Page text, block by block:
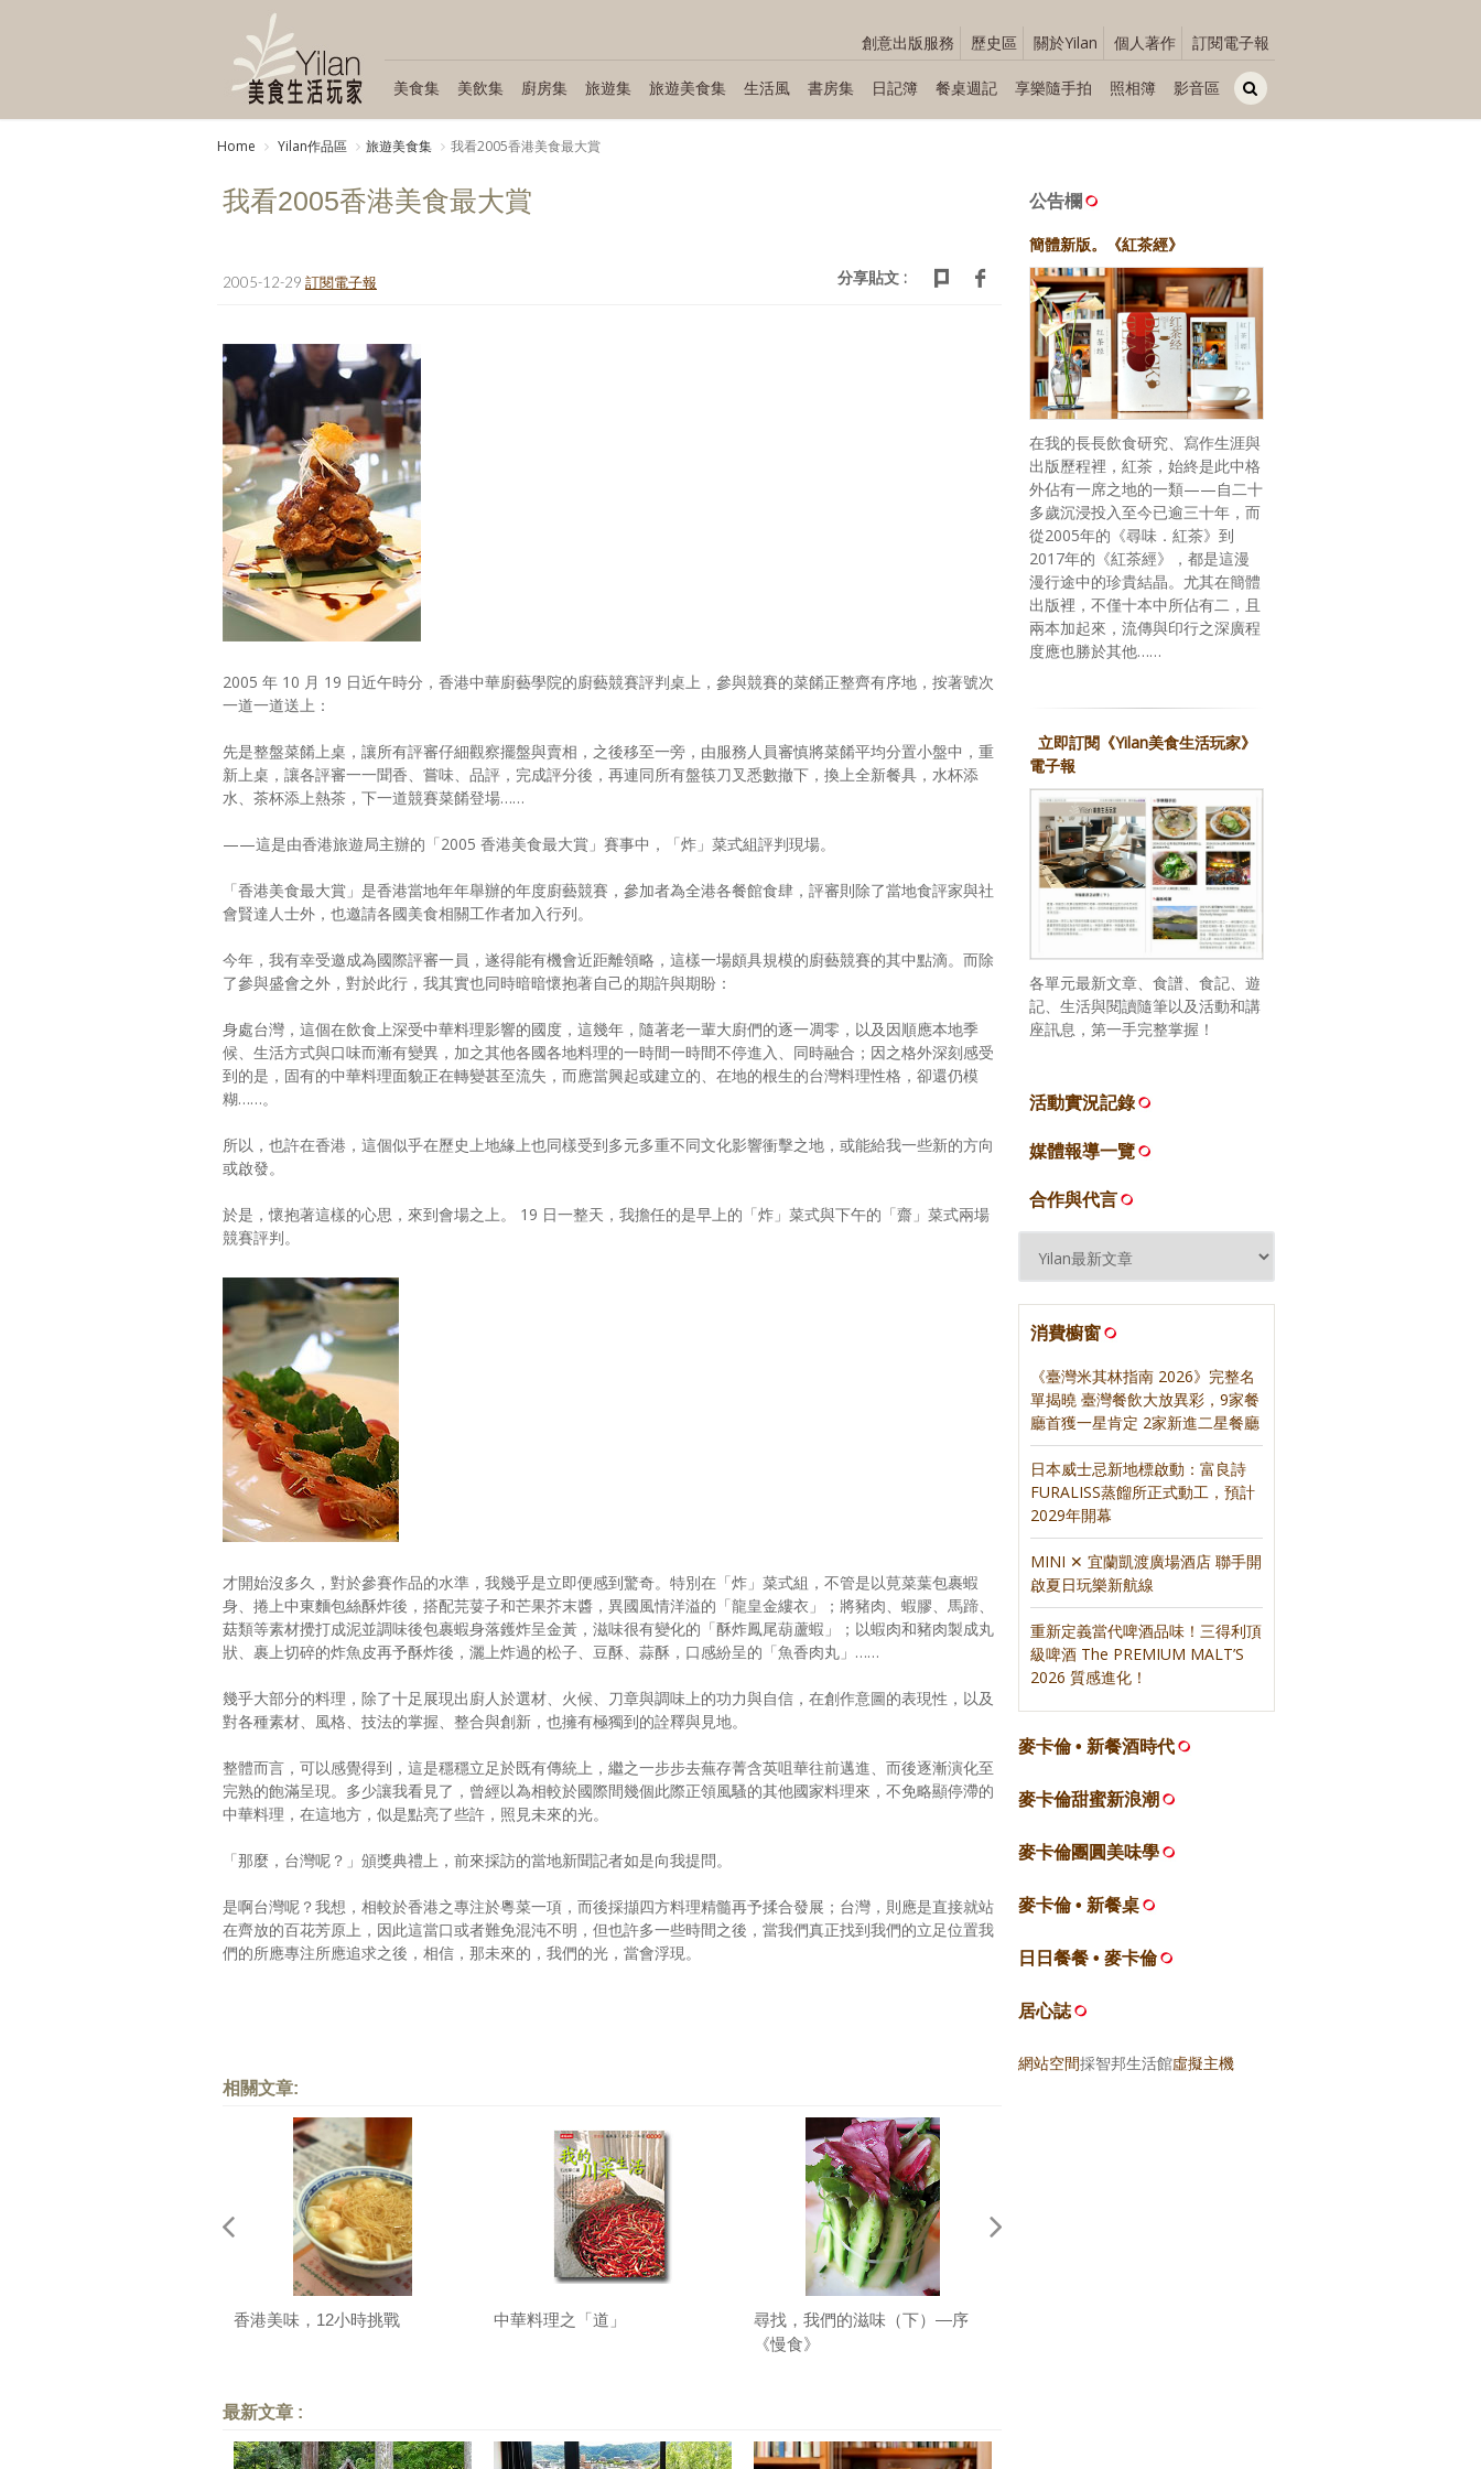
創意出版服務 歷史區 關於Yilan 個人著作 訂閱電子報
美食集 美飲集 廚房集 旅遊集 旅遊美食集 生活風 書房集 日記簿 餐桌週記 享樂隨手拍 照相簿 影音區
Home Yilan作品區 旅遊美食集 我看2005香港美食最大賞
我看2005香港美食最大賞
2005-12-29 訂閱電子報 分享貼文 :
2005 年 10 月 19 日近午時分，香港中華廚藝學院的廚藝競賽評判桌上，參與競賽的菜餚正整齊有序地，按著號次
一道一道送上：
先是整盤菜餚上桌，讓所有評審仔細觀察擺盤與賣相，之後移至一旁，由服務人員審慎將菜餚平均分置小盤中，重
新上桌，讓各評審一一聞香、嘗味、品評，完成評分後，再連同所有盤筷刀叉悉數撤下，換上全新餐具，水杯添
水、茶杯添上熱茶，下一道競賽菜餚登場……
——這是由香港旅遊局主辦的「2005 香港美食最大賞」賽事中，「炸」菜式組評判現場。
「香港美食最大賞」是香港當地年年舉辦的年度廚藝競賽，參加者為全港各餐館食肆，評審則除了當地食評家與社
會賢達人士外，也邀請各國美食相關工作者加入行列。
今年，我有幸受邀成為國際評審一員，遂得能有機會近距離領略，這樣一場頗具規模的廚藝競賽的其中點滴。而除
了參與盛會之外，對於此行，我其實也同時暗暗懷抱著自己的期許與期盼：
身處台灣，這個在飲食上深受中華料理影響的國度，這幾年，隨著老一輩大廚們的逐一凋零，以及因順應本地季
候、生活方式與口味而漸有變異，加之其他各國各地料理的一時間一時間不停進入、同時融合；因之格外深刻感受
到的是，固有的中華料理面貌正在轉變甚至流失，而應當興起或建立的、在地的根生的台灣料理性格，卻還仍模
糊……。
所以，也許在香港，這個似乎在歷史上地緣上也同樣受到多元多重不同文化影響衝擊之地，或能給我一些新的方向
或啟發。
於是，懷抱著這樣的心思，來到會場之上。 19 日一整天，我擔任的是早上的「炸」菜式與下午的「齋」菜式兩場
競賽評判。
才開始沒多久，對於參賽作品的水準，我幾乎是立即便感到驚奇。特別在「炸」菜式組，不管是以莧菜葉包裹蝦
身、捲上中東麵包絲酥炸後，搭配芫荽子和芒果芥末醬，異國風情洋溢的「龍皇金縷衣」；將豬肉、蝦膠、馬蹄、
菇類等素材攪打成泥並調味後包裹蝦身落鑊炸呈金黃，滋味很有變化的「酥炸鳳尾葫蘆蝦」；以蝦肉和豬肉製成丸
狀、裹上切碎的炸魚皮再予酥炸後，灑上炸過的松子、豆酥、蒜酥，口感紛呈的「魚香肉丸」……
幾乎大部分的料理，除了十足展現出廚人於選材、火候、刀章與調味上的功力與自信，在創作意圖的表現性，以及
對各種素材、風格、技法的掌握、整合與創新，也擁有極獨到的詮釋與見地。
整體而言，可以感覺得到，這是穩穩立足於既有傳統上，繼之一步步去蕪存菁含英咀華往前邁進、而後逐漸演化至
完熟的飽滿呈現。多少讓我看見了，曾經以為相較於國際間幾個此際正領風騷的其他國家料理來，不免略顯停滯的
中華料理，在這地方，似是點亮了些許，照見未來的光。
「那麼，台灣呢？」頒獎典禮上，前來採訪的當地新聞記者如是向我提問。
是啊台灣呢？我想，相較於香港之專注於粵菜一項，而後採擷四方料理精髓再予揉合發展；台灣，則應是直接就站
在齊放的百花芳原上，因此這當口或者難免混沌不明，但也許多一些時間之後，當我們真正找到我們的立足位置我
們的所應專注所應追求之後，相信，那未來的，我們的光，當會浮現。
相關文章:
香港美味，12小時挑戰 中華料理之「道」
尋找，我們的滋味（下）—序
《慢食》
最新文章 :
公告欄
簡體新版。《紅茶經》
在我的長長飲食研究、寫作生涯與
出版歷程裡，紅茶，始終是此中格
外佔有一席之地的一類——自二十
多歲沉浸投入至今已逾三十年，而
從2005年的《尋味．紅茶》到
2017年的《紅茶經》，都是這漫
漫行途中的珍貴結晶。尤其在簡體
出版裡，不僅十本中所佔有二，且
兩本加起來，流傳與印行之深廣程
度應也勝於其他……
立即訂閱《Yilan美食生活玩家》
電子報
各單元最新文章、食譜、食記、遊
記、生活與閱讀隨筆以及活動和講
座訊息，第一手完整掌握！
活動實況記錄
媒體報導一覽
合作與代言
消費櫥窗
《臺灣米其林指南 2026》完整名
單揭曉 臺灣餐飲大放異彩，9家餐
廳首獲一星肯定 2家新進二星餐廳
日本威士忌新地標啟動：富良詩
FURALISS蒸餾所正式動工，預計
2029年開幕
MINI ✕ 宜蘭凱渡廣場酒店 聯手開
啟夏日玩樂新航線
重新定義當代啤酒品味！三得利頂
級啤酒 The PREMIUM MALT’S
2026 質感進化！
麥卡倫 • 新餐酒時代
麥卡倫甜蜜新浪潮
麥卡倫團圓美味學
麥卡倫 • 新餐桌
日日餐餐 • 麥卡倫
居心誌
網站空間採智邦生活館虛擬主機